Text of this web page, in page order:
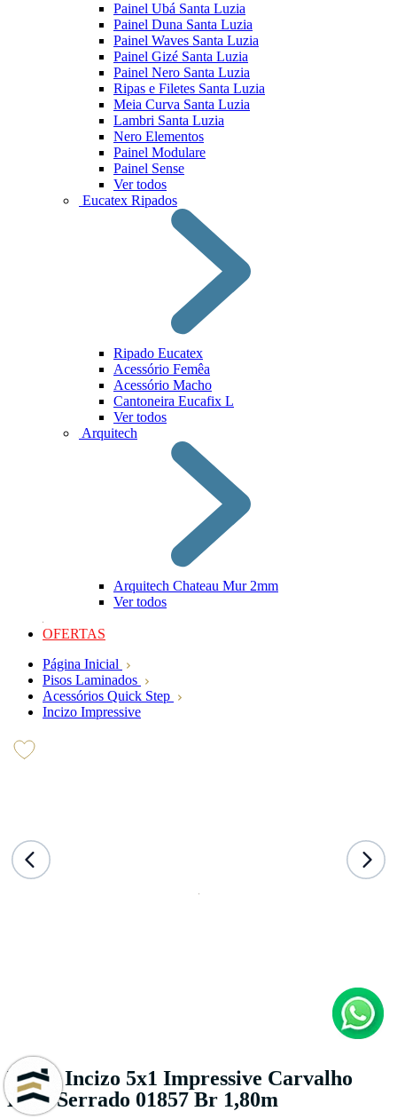
Painel Ubá Santa Luzia
Painel Duna Santa Luzia
Painel Waves Santa Luzia
Painel Gizé Santa Luzia
Painel Nero Santa Luzia
Ripas e Filetes Santa Luzia
Meia Curva Santa Luzia
Lambri Santa Luzia
Nero Elementos
Painel Modulare
Painel Sense
Ver todos
Eucatex Ripados
Ripado Eucatex
Acessório Femêa
Acessório Macho
Cantoneira Eucafix L
Ver todos
Arquitech
Arquitech Chateau Mur 2mm
Ver todos
OFERTAS
Página Inicial
Pisos Laminados
Acessórios Quick Step
Incizo Impressive
Perfil Incizo 5x1 Impressive Carvalho
Bege Serrado 01857 Br 1,80m